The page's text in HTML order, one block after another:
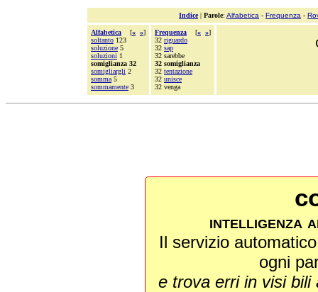
Indice| Parole: Alfabetica - Frequenza -
Alfabetica [« »]
soltanto 123
soluzione 5
soluzioni 1
somiglianza 32
somigliargli 2
somma 5
sommamente 3
Frequenza [« »]
32 riguardo
32 sap
32 sarebbe
32 somiglianza
32 tentazione
32 unisce
32 venga
intelligenza
Il servizio
ogni
e trova erri in visi